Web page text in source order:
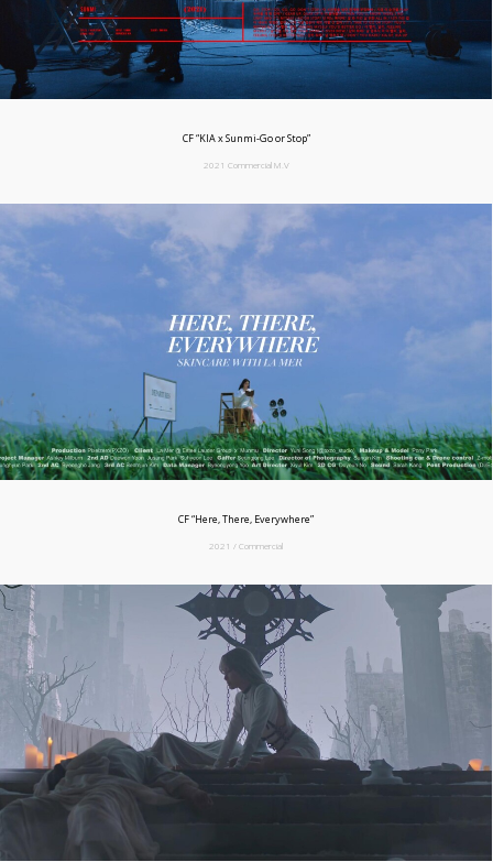
CF “KIA x Sunmi-Go or Stop”
2021 Commercial M.V
CF “Here, There, Everywhere”
2021 / Commercial